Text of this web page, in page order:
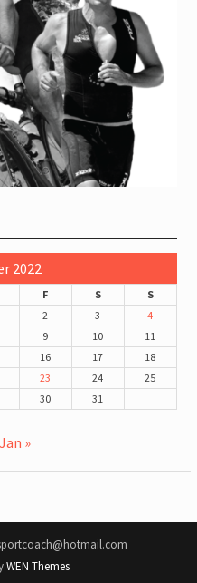
2022
F S
S
2 3
4
9 10
11
16 17
18
23 24
25
30 31
Jan »
WEN Themes